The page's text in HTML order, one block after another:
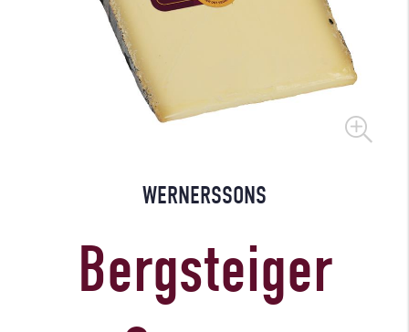
WERNERSSONS
Bergsteiger